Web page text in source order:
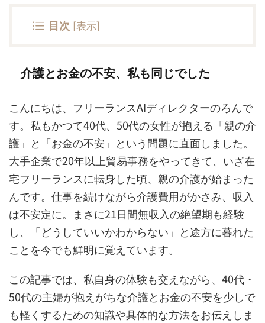
目次 [表示]
介護とお金の不安、私も同じでした
こんにちは、フリーランスAIディレクターのろんで
す。私もかつて40代、50代の女性が抱える「親の介
護」と「お金の不安」という問題に直面しました。
大手企業で20年以上貿易事務をやってきて、いざ在
宅フリーランスに転身した頃、親の介護が始まった
んです。仕事を続けながら介護費用がかさみ、収入
は不安定に。まさに21日間無収入の絶望期も経験
し、「どうしていいかわからない」と途方に暮れた
ことを今でも鮮明に覚えています。
この記事では、私自身の体験も交えながら、40代・
50代の主婦が抱えがちな介護とお金の不安を少しで
も軽くするための知識や具体的な方法をお伝えしま